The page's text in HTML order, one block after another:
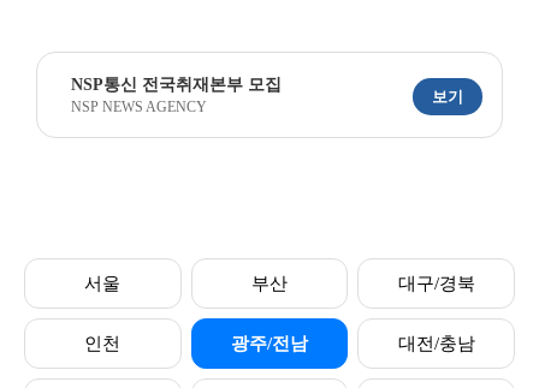
NSP통신 전국취재본부 모집
NSP NEWS AGENCY
보기
서울 부산 대구/경북
인천 광주/전남 대전/충남